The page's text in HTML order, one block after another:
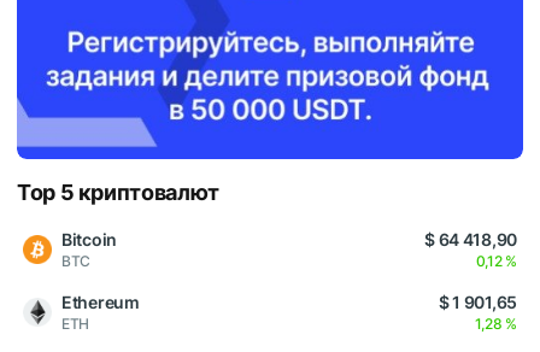
Top 5 криптовалют
Bitcoin
BTC
$ 64 418,90
0,12 %
Ethereum
ETH
$ 1 901,65
1,28 %